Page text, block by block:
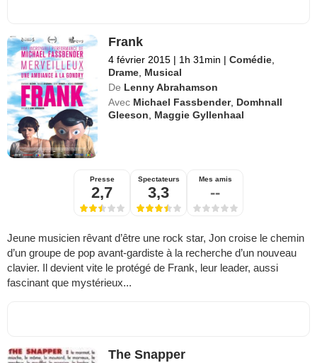
Frank
4 février 2015 | 1h 31min | Comédie
Drame Musical
De Lenny Abrahamson
Avec Michael Fassbender, Domhnall
Gleeson
Maggie Gyllenhaal
Presse
2,7
Spectateurs
3,3
Mes amis
--
Jeune musicien rêvant d’être une rock star, Jon croise le chemin
d’un groupe de pop avant-gardiste à la recherche d’un nouveau
clavier. Il devient vite le protégé de Frank, leur leader, aussi
fascinant que mystérieux...
The Snapper